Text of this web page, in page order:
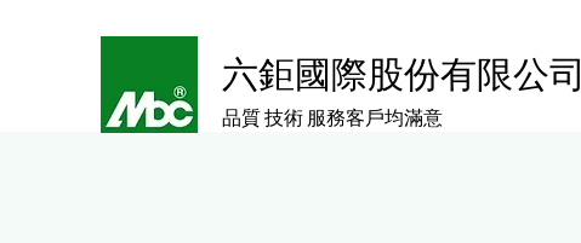
六鉅國際股份有限公司
品質 技術 服務客戶均滿意